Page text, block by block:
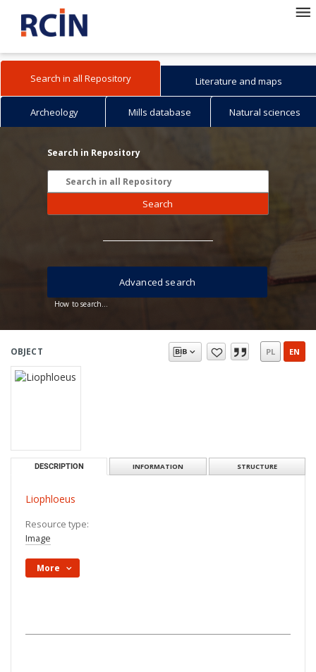
Search in all Repository Literature and maps
Archeology Mills database Natural sciences
Search in Repository
Search
How to search...
Advanced search
OBJECT PL EN
DESCRIPTION INFORMATION STRUCTURE
Liophloeus
Resource type:
Image
More